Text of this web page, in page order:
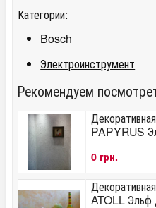
Категории:
Bosch
Электроинструмент
Рекомендуем
PAPYRUS
0 грн.
ATOLL Эльф